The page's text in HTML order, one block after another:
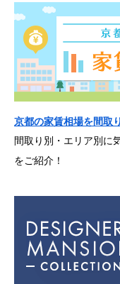
京都の家賃相場を間取
間取り別・エリア別に
をご紹介！